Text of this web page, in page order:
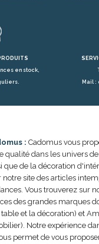
en stock,
Mail :
: Cadomus vous
qualité dans les univers
que de la décoration
notre site des articles
Vous trouverez sur
des grandes marques
et la décoration) et
Notre expérience
permet de vous